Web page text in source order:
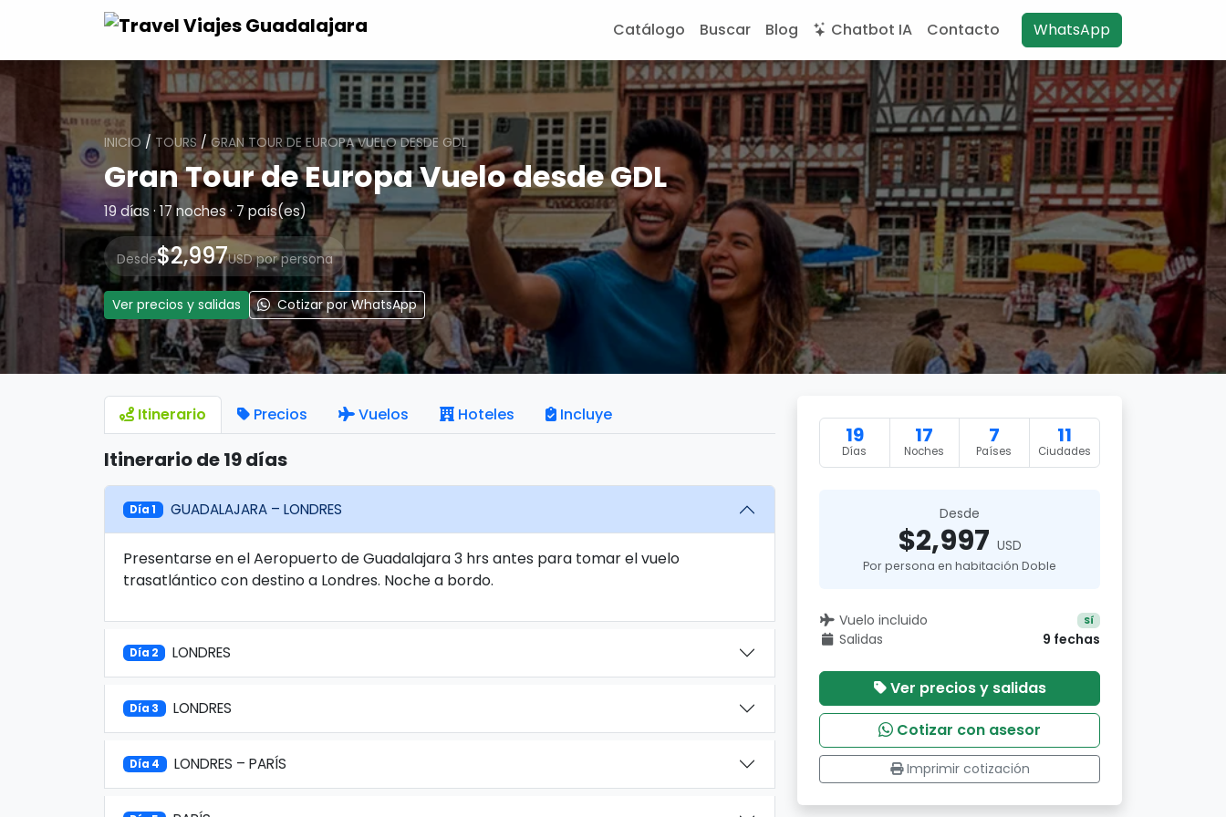
Catálogo Buscar Blog Chatbot IA Contacto WhatsApp
INICIO /TOURS /GRAN TOUR DE EUROPA VUELO DESDE GDL
Gran Tour de Europa Vuelo desde GDL
19 días · 17 noches · 7 país(es)
Desde$2,997USD por persona
Ver precios y salidas Cotizar por WhatsApp
Itinerario Precios Vuelos Hoteles Incluye
Itinerario de 19 días
Día 1 GUADALAJARA – LONDRES
Presentarse en el Aeropuerto de Guadalajara 3 hrs antes para tomar el vuelo
trasatlántico con destino a Londres. Noche a bordo.
Día 2 LONDRES
Día 3 LONDRES
Día 4 LONDRES – PARÍS
19
Días
17
Noches
7
Países
11
Ciudades
Desde
$2,997 USD
Por persona en habitación Doble
Vuelo incluido Sí
Salidas 9 fechas
Ver precios y salidas
Cotizar con asesor
Imprimir cotización